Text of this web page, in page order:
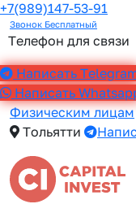
+7(989)147-53-91
Звонок Бесплатный
Телефон для связи
Написать
Написать
Физическим лицам
Тольятти